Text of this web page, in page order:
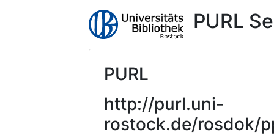
PURL
PURL
http://purl.uni-
rostock.de/rosdok/